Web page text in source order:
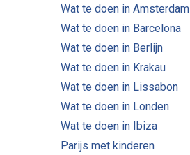
Wat te doen in Amsterdam
Wat te doen in Barcelona
Wat te doen in Berlijn
Wat te doen in Krakau
Wat te doen in Lissabon
Wat te doen in Londen
Wat te doen in Ibiza
Parijs met kinderen